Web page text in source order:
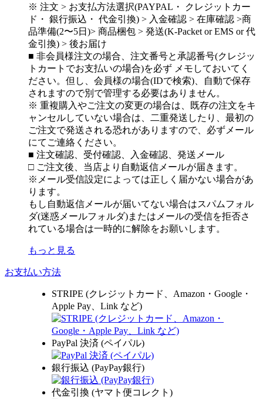
※ 注文 > お支払方法選択(PAYPAL・ クレジットカー
ド・ 銀行振込・ 代金引換) > 入金確認 > 在庫確認 >商
品準備(2〜5日)> 商品梱包 > 発送(K-Packet or EMS or 代
金引換) > 後お届け
■ 非会員様注文の場合、注文番号と承認番号(クレジッ
トカートでお支払いの場合)を必ず メモしておいてく
ださい。但し、会員様の場合(IDで検索)、自動で保存
されますので別で管理する必要はありません。
※ 重複購入やご注文の変更の場合は、既存の注文をキ
ャンセルしていない場合は、二重発送したり、最初の
ご注文で発送される恐れがありますので、必ずメール
にてご連絡ください。
■ 注文確認、受付確認、入金確認、発送メール
□ ご注文後、当店より自動返信メールが届きます。
※メール受信設定によっては正しく届かない場合があ
ります。
もし自動返信メールが届いてない場合はスパムフォル
ダ(迷惑メールフォルダ)またはメールの受信を拒否さ
れている場合は一時的に解除をお願いします。
もっと見る
お支払い方法
STRIPE (クレジットカード、Amazon・Google・
Apple Pay、Link など)
PayPal 決済 (ペイパル)
銀行振込 (PayPay銀行)
代金引換 (ヤマト便コレクト)